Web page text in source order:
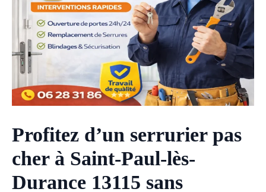
Profitez d’un serrurier pas
cher à Saint-Paul-lès-
Durance 13115 sans